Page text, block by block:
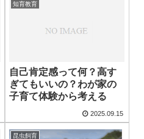
知育教育
自己肯定感って何？高す
ぎてもいいの？わが家の
子育て体験から考える
2025.09.15
昆虫飼育